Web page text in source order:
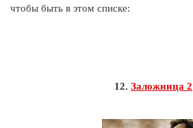
чтобы быть в этом списке:
12. Заложница 2